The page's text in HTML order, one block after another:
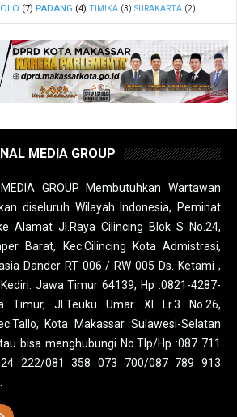
(7) PADANG (4) TIMIKA (3) SURAKARTA (2)
MEDIA GROUP
MEDIA GROUP Membutuhkan Wartawan
diseluruh Wilayah Indonesia, Peminat
Alamat Jl.Raya Cilincing Blok S No.24,
Barat, Kec.Cilincing Kota Admistrasi,
Dander RT 006 / RW 005 Ds. Ketami ,
Jawa Timur 64139, Hp :0821-4287-
Timur, Jl.Teuku Umar XI Lr.3 No.26,
Kota Makassar Sulawesi-Selatan
bisa menghubungi No.Tlp/Hp :087 711
222/081 358 073 700/087 789 913